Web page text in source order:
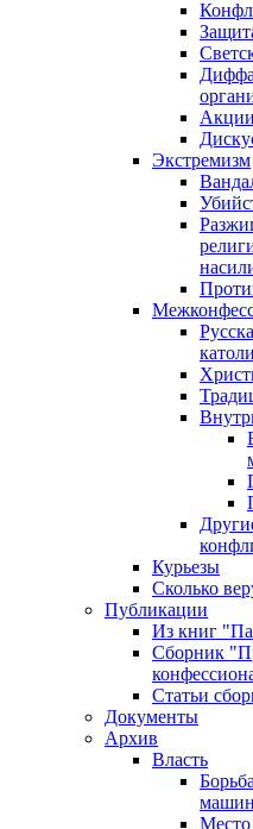
Акции
Экстремизм
Курьезы
Сколько
Публикации
Из книг
Сборник
Статьи
Документы
Архив
Власть
Место